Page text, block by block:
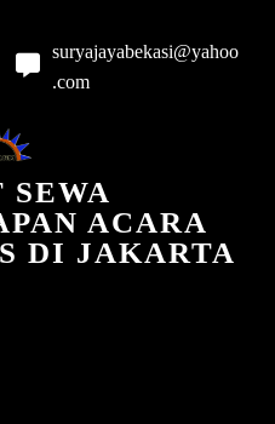
suryajayabekasi@yahoo
.com
SEWA
ACARA
DI JAKARTA